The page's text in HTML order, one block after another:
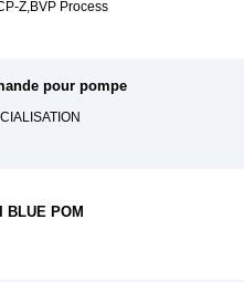
Z,BVP Process
pour pompe
BLUE POM